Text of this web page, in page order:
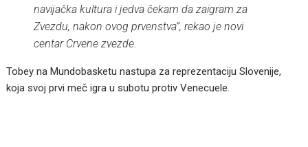
navijačka kultura i jedva čekam da zaigram za
Zvezdu, nakon ovog prvenstva”, rekao je novi
centar Crvene zvezde.
Tobey na Mundobasketu nastupa za reprezentaciju Slovenije,
koja svoj prvi meč igra u subotu protiv Venecuele.